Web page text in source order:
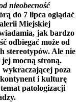
nieobecność
do 7 lipca oglądać
Miejskiej
jak bardzo
odbiegać może od
stereotypów. Ale nie
mocną stroną.
poza
i kulturę
patologizacji